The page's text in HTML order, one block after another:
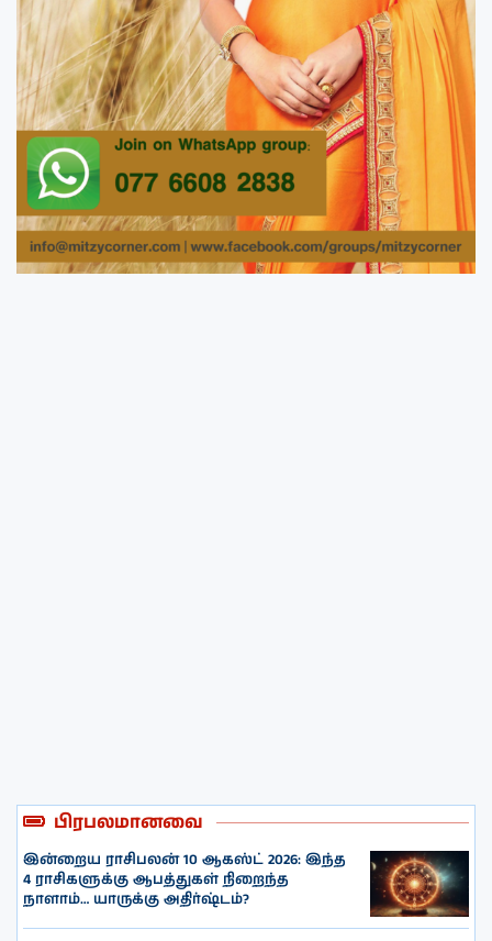
பிரபலமானவை
இன்றைய ராசிபலன் 10 ஆகஸ்ட் 2026: இந்த
4 ராசிகளுக்கு ஆபத்துகள் நிறைந்த
நாளாம்… யாருக்கு அதிர்ஷ்டம்?